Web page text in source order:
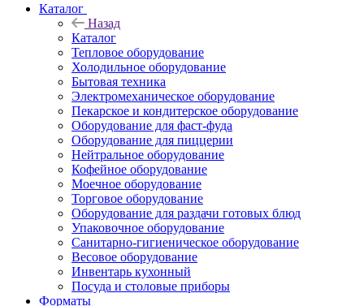
Каталог
Назад
Каталог
Тепловое оборудование
Холодильное оборудование
Бытовая техника
Электромеханическое оборудование
Пекарское и кондитерское оборудование
Оборудование для фаст-фуда
Оборудование для пиццерии
Нейтральное оборудование
Кофейное оборудование
Моечное оборудование
Торговое оборудование
Оборудование для раздачи готовых блюд
Упаковочное оборудование
Санитарно-гигиеническое оборудование
Весовое оборудование
Инвентарь кухонный
Посуда и столовые приборы
Форматы